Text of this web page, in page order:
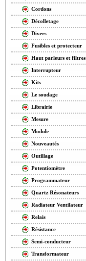
Cordons
Décolletage
Divers
Fusibles et protecteur
Haut parleurs et filtres
Interrupteur
Kits
Le soudage
Librairie
Mesure
Module
Nouveautés
Outillage
Potentiomètre
Programmateur
Quartz Résonateurs
Radiateur Ventilateur
Relais
Résistance
Semi-conducteur
Transformateur